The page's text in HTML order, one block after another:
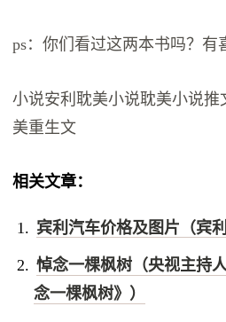
ps：你们看过这两本书吗？有
小说安利​耽美小说​耽美小说
美重生文​
相关文章：
宾利汽车价格及图片（宾
悼念一棵枫树（央视主持
念一棵枫树》）